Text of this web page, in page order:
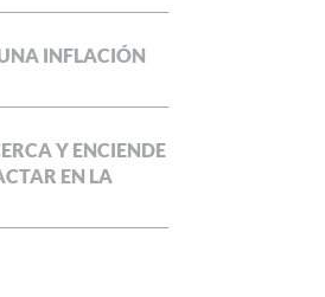
INFLACIÓN
Y ENCIENDE
EN LA